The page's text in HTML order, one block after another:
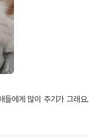
들에게 많이 주기가 그래요.